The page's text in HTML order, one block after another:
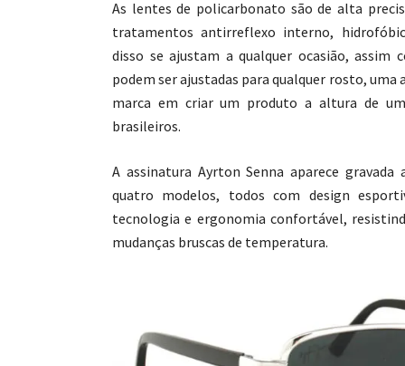
As lentes de policarbonato são de alta
tratamentos antirreflexo interno,
disso se ajustam a qualquer ocasião, assim
podem ser ajustadas para qualquer rosto, uma
marca em criar um produto a altura de
brasileiros.
A assinatura Ayrton Senna aparece
quatro modelos, todos com design
tecnologia e ergonomia confortável,
mudanças bruscas de temperatura.